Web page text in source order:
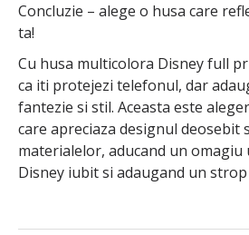
Concluzie – alege o husa care
ta!
Cu husa multicolora Disney full
ca iti protejezi telefonul, dar
fantezie si stil. Aceasta este
care apreciaza designul deosebit
materialelor, aducand un
Disney iubit si adaugand un